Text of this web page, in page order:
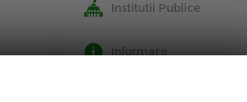
Institutii Publice
Informare